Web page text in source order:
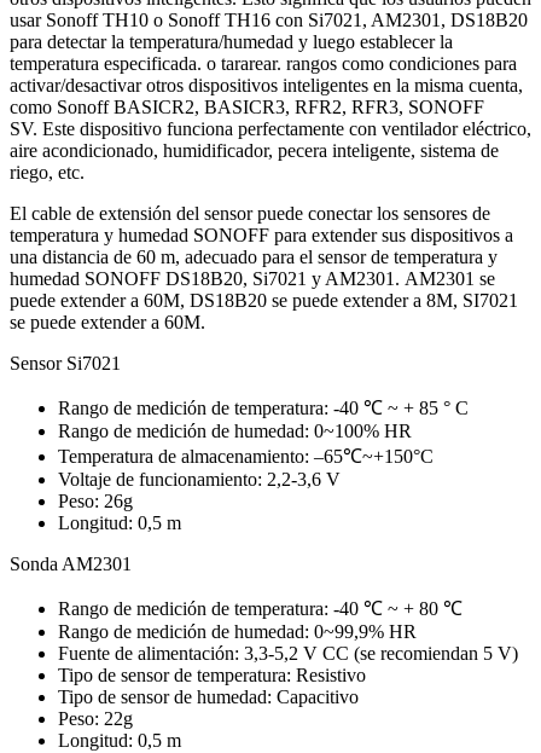
usar Sonoff TH10 o Sonoff TH16 con Si7021, AM2301, DS18B20
para detectar la temperatura/humedad y luego establecer la
temperatura especificada. o tararear. rangos como condiciones para
activar/desactivar otros dispositivos inteligentes en la misma cuenta,
como Sonoff BASICR2, BASICR3, RFR2, RFR3, SONOFF
SV. Este dispositivo funciona perfectamente con ventilador eléctrico,
aire acondicionado, humidificador, pecera inteligente, sistema de
riego, etc.
El cable de extensión del sensor puede conectar los sensores de
temperatura y humedad SONOFF para extender sus dispositivos a
una distancia de 60 m, adecuado para el sensor de temperatura y
humedad SONOFF DS18B20, Si7021 y AM2301. AM2301 se
puede extender a 60M, DS18B20 se puede extender a 8M, SI7021
se puede extender a 60M.
Sensor Si7021
Rango de medición de temperatura: -40 ℃ ~ + 85 ° C
Rango de medición de humedad: 0~100% HR
Temperatura de almacenamiento: –65℃~+150°C
Voltaje de funcionamiento: 2,2-3,6 V
Peso: 26g
Longitud: 0,5 m
Sonda AM2301
Rango de medición de temperatura: -40 ℃ ~ + 80 ℃
Rango de medición de humedad: 0~99,9% HR
Fuente de alimentación: 3,3-5,2 V CC (se recomiendan 5 V)
Tipo de sensor de temperatura: Resistivo
Tipo de sensor de humedad: Capacitivo
Peso: 22g
Longitud: 0,5 m